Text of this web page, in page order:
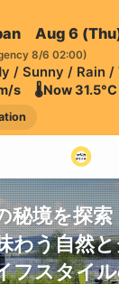
Aug 6
8/6 02:00)
Sunny / Rain /
s 🌡️Now
秘境を探
わう自然
フスタイ